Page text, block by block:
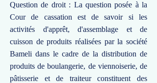
Question de droit : La question posée à la
Cour de cassation est de savoir si les
activités d'apprêt, d'assemblage et de
cuisson de produits réalisées par la société
Bameli dans le cadre de la distribution de
produits de boulangerie, de viennoiserie, de
pâtisserie et de traiteur constituent des